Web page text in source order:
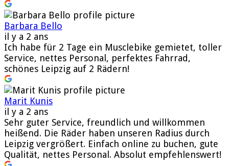
Barbara Bello
il y a 2 ans
Ich habe für 2 Tage ein Musclebike gemietet, toller
Service, nettes Personal, perfektes Fahrrad,
schönes Leipzig auf 2 Rädern!
Marit Kunis
il y a 2 ans
Sehr guter Service, freundlich und willkommen
heißend. Die Räder haben unseren Radius durch
Leipzig vergrößert. Einfach online zu buchen, gute
Qualität, nettes Personal. Absolut empfehlenswert!